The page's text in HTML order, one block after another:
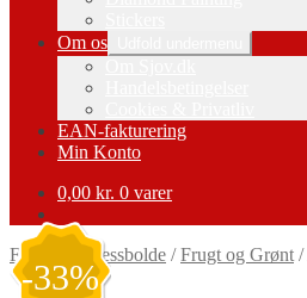
Om os
EAN-fakturering
Min Konto
0,00 kr. 0 varer
Forside Stressbolde /Frugt og Grønt /
-33%